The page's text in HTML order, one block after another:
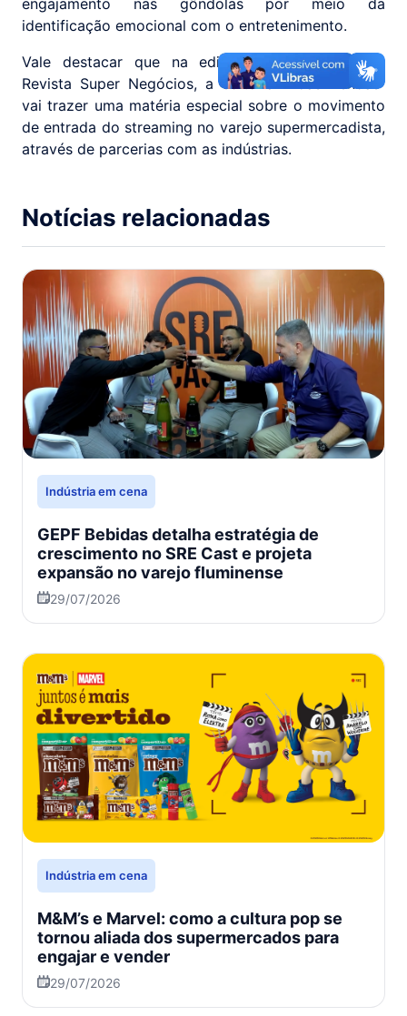
engajamento nas gôndolas por meio da
identificação emocional com o entretenimento.
Vale destacar que na edição de novembro da
Revista Super Negócios, a editoria "Boas Vendas"
vai trazer uma matéria especial sobre o movimento
de entrada do streaming no varejo supermercadista,
através de parcerias com as indústrias.
Notícias relacionadas
Indústria em cena
GEPF Bebidas detalha estratégia de
crescimento no SRE Cast e projeta
expansão no varejo fluminense
29/07/2026
Indústria em cena
M&M’s e Marvel: como a cultura pop se
tornou aliada dos supermercados para
engajar e vender
29/07/2026